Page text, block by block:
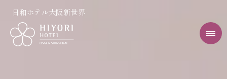
日和ホテル大阪新世界